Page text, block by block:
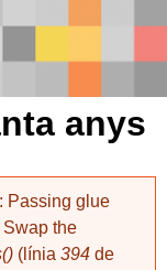
anys
Passing glue
Swap the
(línia 394 de